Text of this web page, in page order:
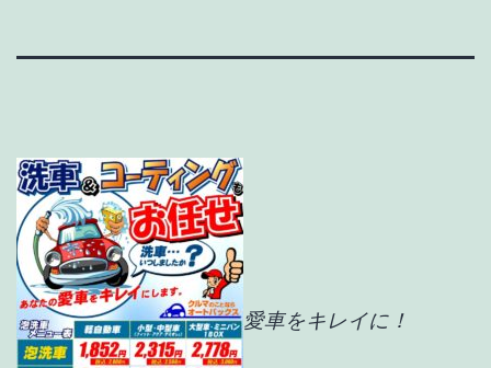
愛車をキレイに！